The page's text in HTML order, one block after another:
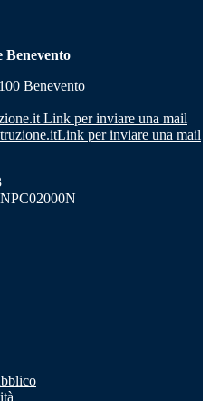
Benevento
Benevento
Link per inviare una mail
Link per inviare una mail